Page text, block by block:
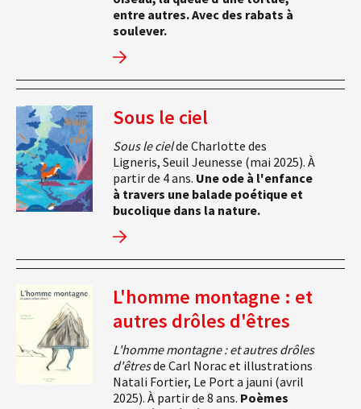
entre autres. Avec des rabats à
soulever.
Sous le ciel
Sous le cielde Charlotte des
Ligneris, Seuil Jeunesse (mai 2025). À
partir de 4 ans. Une ode à l'enfance
à travers une balade poétique et
bucolique dans la nature.
L'homme montagne : et
autres drôles d'êtres
L'homme montagne : et autres drôles
d'êtresde Carl Norac et illustrations
Natali Fortier, Le Port a jauni (avril
2025). À partir de 8 ans. Poèmes